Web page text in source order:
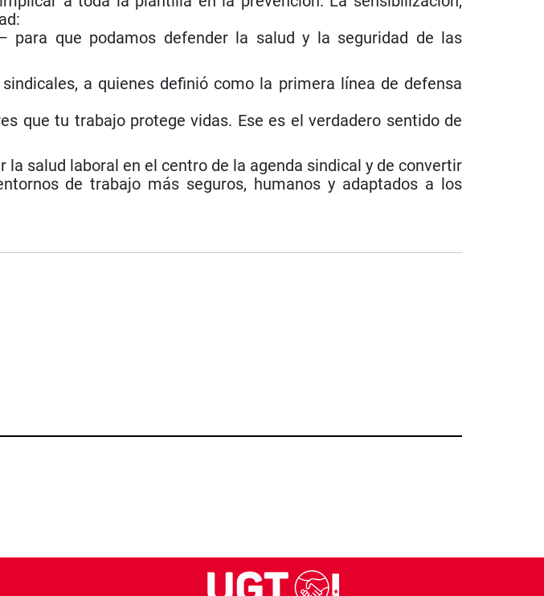
que podamos defender la salud y la seguridad de las
a quienes definió como la primera línea de defensa
que tu trabajo protege vidas. Ese es el verdadero sentido de
salud laboral en el centro de la agenda sindical y de convertir
de trabajo más seguros, humanos y adaptados a los